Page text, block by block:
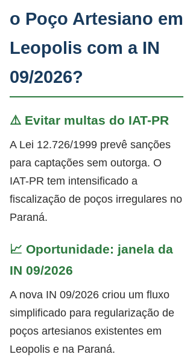
o Poço Artesiano em
Leopolis com a IN
09/2026?
⚠️ Evitar multas do IAT-PR
A Lei 12.726/1999 prevê sanções
para captações sem outorga. O
IAT-PR tem intensificado a
fiscalização de poços irregulares no
Paraná.
📈 Oportunidade: janela da
IN 09/2026
A nova IN 09/2026 criou um fluxo
simplificado para regularização de
poços artesianos existentes em
Leopolis e na Paraná.